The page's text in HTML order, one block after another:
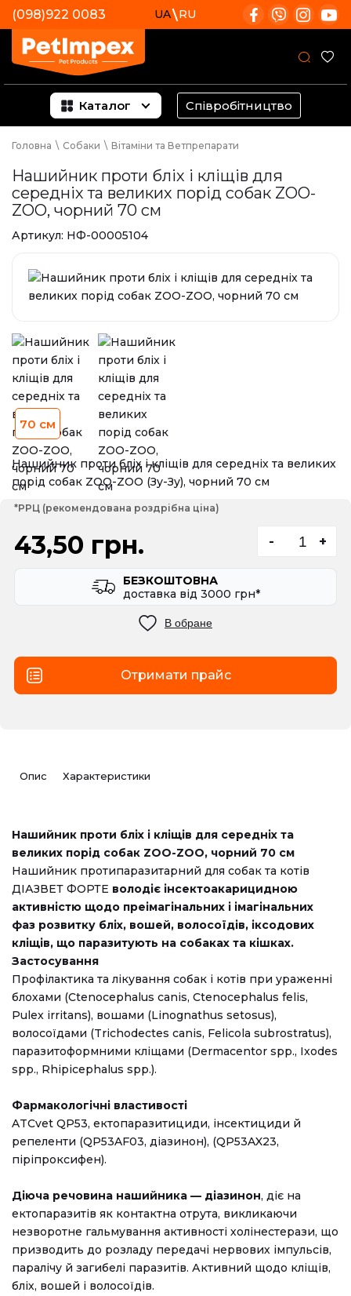
(098)922 0083 UA RU
Каталог Співробітництво
Головна \ Собаки \ Вітаміни та Ветпрепарати
Нашийник проти бліх і кліщів для
середніх та великих порід собак ZOO-
ZOO, чорний 70 см
Артикул: НФ-00005104
70 см
Нашийник проти бліх і кліщів для середніх та великих
порід собак ZOO-ZOO (Зу-Зу), чорний 70 см
43,50 грн. - +
*РРЦ (рекомендована роздрібна ціна)
БЕЗКОШТОВНА
доставка вiд 3000 грн*
В обране
Отримати прайс
Опис Характеристики
Нашийник проти бліх і кліщів для середніх та
великих порід собак ZOO-ZOO, чорний 70 см
Нашийник протипаразитарний для собак та котів
ДІАЗВЕТ ФОРТЕ володіє інсектоакарицидною
активністю щодо преімагінальних і імагінальних
фаз розвитку бліх, вошей, волосоїдів, іксодових
кліщів, що паразитують на собаках та кішках.
Застосування
Профілактика та лікування собак і котів при ураженні
блохами (Ctenocephalus canis, Ctenocephalus felis,
Pulex irritans), вошами (Linognathus setosus),
волосоїдами (Trichodectes canis, Felicola subrostratus),
паразитоформними кліщами (Dermacentor spp., Ixodes
spp., Rhipicephalus spp.).
Фармакологічні властивості
ATCvet QP53, ектопаразитициди, інсектициди й
репеленти (QP53AF03, діазинон), (QP53AX23,
піріпроксифен).
Діюча речовина нашийника — діазинон, діє на
ектопаразитів як контактна отрута, викликаючи
незворотне гальмування активності холінестерази, що
призводить до розладу передачі нервових імпульсів,
паралічу й загибелі паразитів. Активний щодо кліщів,
бліх, вошей і волосоїдів.